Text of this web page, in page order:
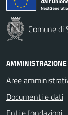
Comune
AMMINISTRAZIONE
Aree
Documenti e dati